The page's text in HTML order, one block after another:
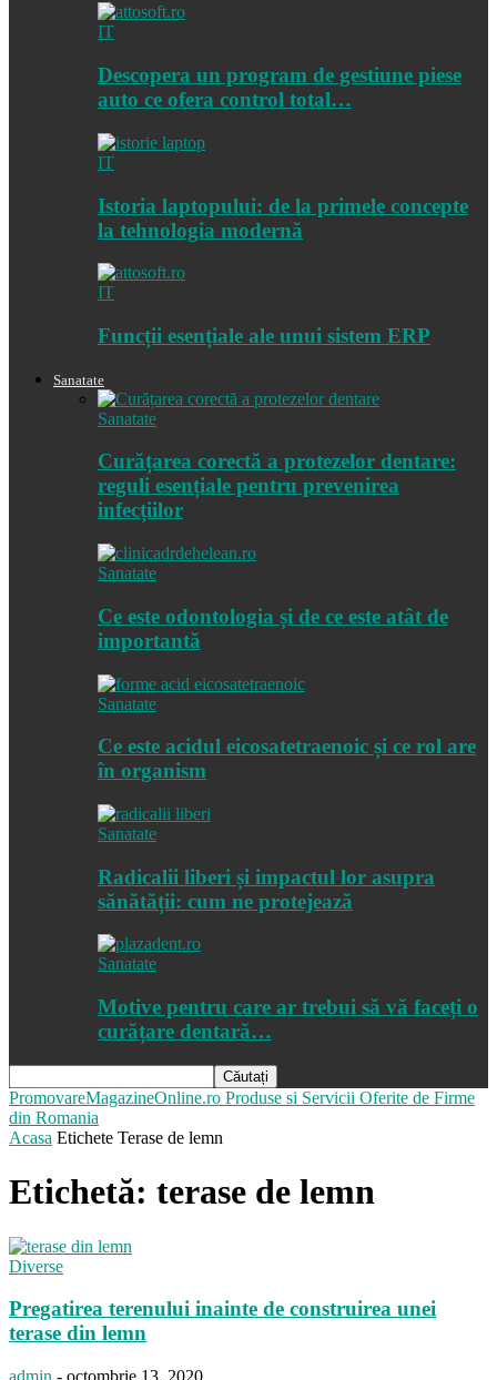
IT
Descopera un program de gestiune piese
auto ce ofera control total…
IT
Istoria laptopului: de la primele concepte
la tehnologia modernă
IT
Funcții esențiale ale unui sistem ERP
Sanatate
Sanatate
Curățarea corectă a protezelor dentare:
reguli esențiale pentru prevenirea
infecțiilor
Sanatate
Ce este odontologia și de ce este atât de
importantă
Sanatate
Ce este acidul eicosatetraenoic și ce rol are
în organism
Sanatate
Radicalii liberi și impactul lor asupra
sănătății: cum ne protejează
Sanatate
Motive pentru care ar trebui să vă faceți o
curățare dentară…
PromovareMagazineOnline.ro Produse si Servicii Oferite de Firme
din Romania
Acasa Etichete Terase de lemn
Etichetă: terase de lemn
Diverse
Pregatirea terenului inainte de construirea unei
terase din lemn